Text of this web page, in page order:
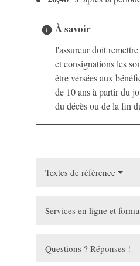
info À savoir
l'assureur doit
et consignations les
être versées aux
de 10 ans à partir du
du décès ou de la fin
Textes de référence
Services en ligne et
Questions ? Réponses !